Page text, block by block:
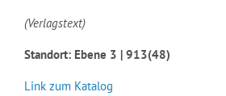
(Verlagstext)
Standort: Ebene 3 | 913(48)
Link zum Katalog